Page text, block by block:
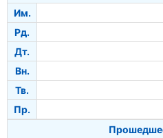
Им.
Рд.
Дт.
Вн.
Тв.
Пр.